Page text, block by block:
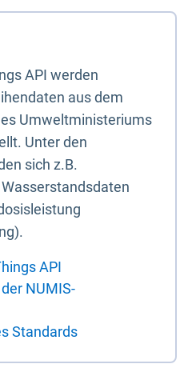
API werden
aus dem
Umweltministeriums
Unter den
sich z.B.
API
NUMIS-
Standards